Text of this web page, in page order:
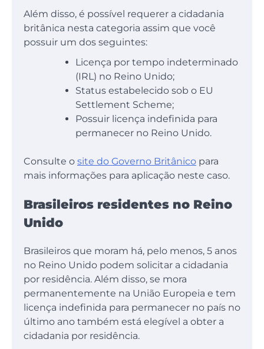
Além disso, é possível requerer a cidadania
britânica nesta categoria assim que você
possuir um dos seguintes:
Licença por tempo indeterminado
(IRL) no Reino Unido;
Status estabelecido sob o EU
Settlement Scheme;
Possuir licença indefinida para
permanecer no Reino Unido.
Consulte o site do Governo Britânico para
mais informações para aplicação neste caso.
Brasileiros residentes no Reino
Unido
Brasileiros que moram há, pelo menos, 5 anos
no Reino Unido podem solicitar a cidadania
por residência. Além disso, se mora
permanentemente na União Europeia e tem
licença indefinida para permanecer no país no
último ano também está elegível a obter a
cidadania por residência.